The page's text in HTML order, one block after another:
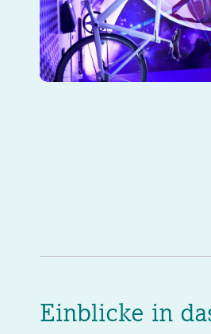
Einblicke in